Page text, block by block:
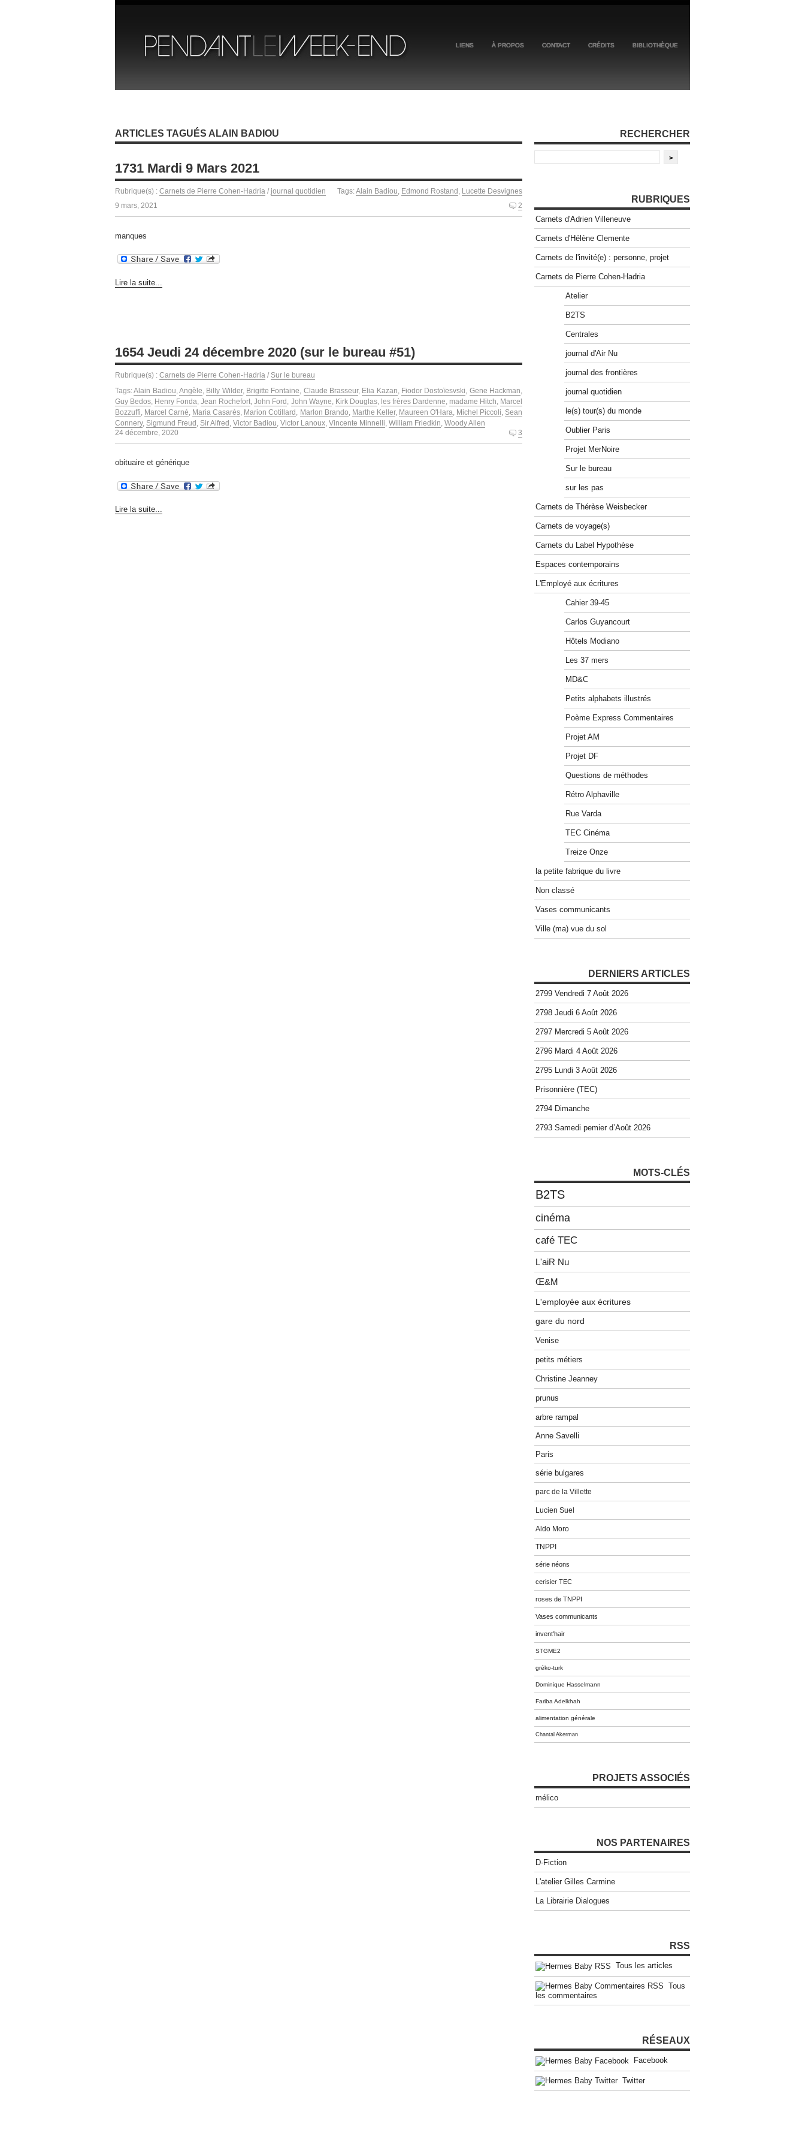
LIENS À PROPOS CONTACT CRÉDITS BIBLIOTHÈQUE
ARTICLES TAGUÉS ALAIN BADIOU
1731 Mardi 9 Mars 2021
Rubrique(s) : Carnets de Pierre Cohen-Hadria / journal quotidien Tags:Alain Badiou, Edmond Rostand , Lucette Desvignes
9 mars, 2021
2
manques
Lire la suite...
1654 Jeudi 24 décembre 2020 (sur le bureau #51)
Rubrique(s) : Carnets de Pierre Cohen-Hadria / Sur le bureau
Tags:Alain Badiou ,Angèle Billy Wilder, Brigitte Fontaine Claude Brasseur, Elia Kazan Fiodor Dostoïesvski Gene Hackman
Guy Bedos Henry Fonda ,Jean Rochefort ,John Ford John Wayne Kirk Douglas, les frères Dardenne madame Hitch Marcel
Bozzuffi Marcel Carné Maria Casarès Marion Cotillard Marlon Brando Marthe Keller, Maureen O'Hara Michel Piccoli Sean
Connery, Sigmund Freud Sir Alfred Victor Badiou Victor Lanoux Vincente Minnelli William Friedkin Woody Allen
24 décembre, 2020
3
obituaire et générique
Lire la suite...
RECHERCHER
RUBRIQUES
Carnets d'Adrien Villeneuve
Carnets d'Hélène Clemente
Carnets de l'invité(e) : personne, projet
Carnets de Pierre Cohen-Hadria
Atelier
B2TS
Centrales
journal d'Air Nu
journal des frontières
journal quotidien
le(s) tour(s) du monde
Oublier Paris
Projet MerNoire
Sur le bureau
sur les pas
Carnets de Thérèse Weisbecker
Carnets de voyage(s)
Carnets du Label Hypothèse
Espaces contemporains
L'Employé aux écritures
Cahier 39-45
Carlos Guyancourt
Hôtels Modiano
Les 37 mers
MD&C
Petits alphabets illustrés
Poème Express Commentaires
Projet AM
Projet DF
Questions de méthodes
Rétro Alphaville
Rue Varda
TEC Cinéma
Treize Onze
la petite fabrique du livre
Non classé
Vases communicants
Ville (ma) vue du sol
DERNIERS ARTICLES
2799 Vendredi 7 Août 2026
2798 Jeudi 6 Août 2026
2797 Mercredi 5 Août 2026
2796 Mardi 4 Août 2026
2795 Lundi 3 Août 2026
Prisonnière (TEC)
2794 Dimanche
2793 Samedi pemier d’Août 2026
MOTS-CLÉS
B2TS
cinéma
café TEC
L'aiR Nu
Œ&M
L'employée aux écritures
gare du nord
Venise
petits métiers
Christine Jeanney
prunus
arbre rampal
Anne Savelli
Paris
série bulgares
parc de la Villette
Lucien Suel
Aldo Moro
TNPPI
série néons
cerisier TEC
roses de TNPPI
Vases communicants
invent'hair
STGME2
gréko-turk
Dominique Hasselmann
Fariba Adelkhah
alimentation générale
Chantal Akerman
PROJETS ASSOCIÉS
mélico
NOS PARTENAIRES
D-Fiction
L'atelier Gilles Carmine
La Librairie Dialogues
RSS
Tous les articles
Tous
les commentaires
RÉSEAUX
Facebook
Twitter